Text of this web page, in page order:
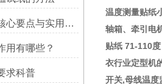
感温贴纸选购的核心要点与实用建议
用有哪些？
求科普
温度测量贴纸
轴箱、牵引电
贴纸 71-110
衣行业定型机
开关,母线温度